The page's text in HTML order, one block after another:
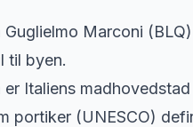
Guglielmo Marconi
til byen.
er Italiens
portiker (UNESCO)